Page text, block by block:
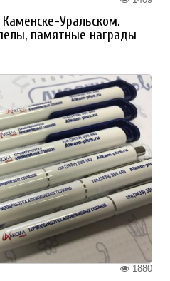
Уральском.
памятные награды
1880